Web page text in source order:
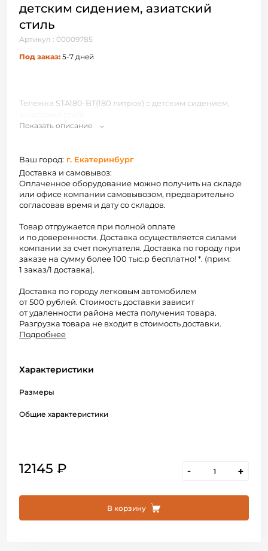
детским сидением, азиатский
стиль
Артикул : 00009785
Под заказ: 5-7 дней
Тележка STA180-BT(180 литров) с детским сидением,
Показать описание
12145 ₽ - +
В корзину
Ваш город: г. Екатеринбург
Доставка и самовывоз:
Оплаченное оборудование можно получить на складе
или офисе компании самовывозом, предварительно
согласовав время и дату со складов.
Товар отгружается при полной оплате
и по доверенности. Доставка осуществляется силами
компании за счет покупателя. Доставка по городу при
заказе на сумму более 100 тыс.р бесплатно! *. (прим:
1 заказ/1 доставка).
Доставка по городу легковым автомобилем
от 500 рублей. Стоимость доставки зависит
от удаленности района места получения товара.
Разгрузка товара не входит в стоимость доставки.
Подробнее
Характеристики
Размеры
Общие характеристики